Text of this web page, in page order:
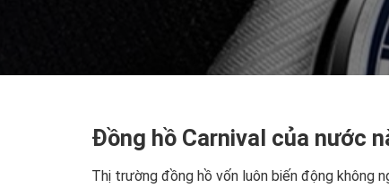
Đồng hồ Carnival của nước
Thị trường đồng hồ vốn luôn biến động không